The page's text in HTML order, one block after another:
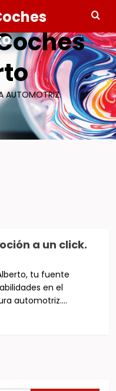
AUTOMOTRIZ.
a un click.
tu fuente
en el
automotriz....